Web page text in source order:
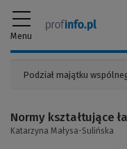
Menu
Normy kształtujące
Katarzyna Małysa-Sulińska